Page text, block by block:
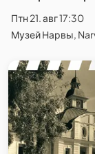
Птн 21. авг 17:30
Музей Нарвы,